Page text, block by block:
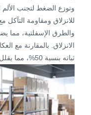
وتوزع الضغط لتجنب
للانزلاق ومقاومة التآكل
والطرق الإسفلتية، مما
الانزلاق. بالمقارنة مع
ثباته بنسبة 50%، مما يقلل بشكل فعال من خطر الإصابات الثانوية.